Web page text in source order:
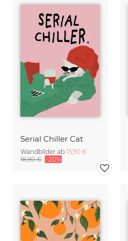
Serial Chiller Cat
Wandbilder ab 15,90 €
18,90 € -20%